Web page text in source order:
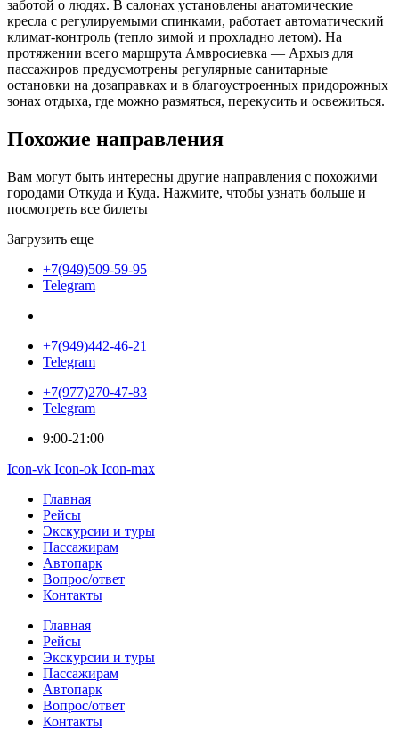
заботой о людях. В салонах установлены анатомические
кресла с регулируемыми спинками, работает автоматический
климат-контроль (тепло зимой и прохладно летом). На
протяжении всего маршрута Амвросиевка — Архыз для
пассажиров предусмотрены регулярные санитарные
остановки на дозаправках и в благоустроенных придорожных
зонах отдыха, где можно размяться, перекусить и освежиться.
Похожие направления
Вам могут быть интересны другие направления с похожими
городами Откуда и Куда. Нажмите, чтобы узнать больше и
посмотреть все билеты
Загрузить еще
+7(949)509-59-95
Telegram
+7(949)442-46-21
Telegram
+7(977)270-47-83
Telegram
9:00-21:00
Icon-vk Icon-ok Icon-max
Главная
Рейсы
Экскурсии и туры
Пассажирам
Автопарк
Вопрос/ответ
Контакты
Главная
Рейсы
Экскурсии и туры
Пассажирам
Автопарк
Вопрос/ответ
Контакты